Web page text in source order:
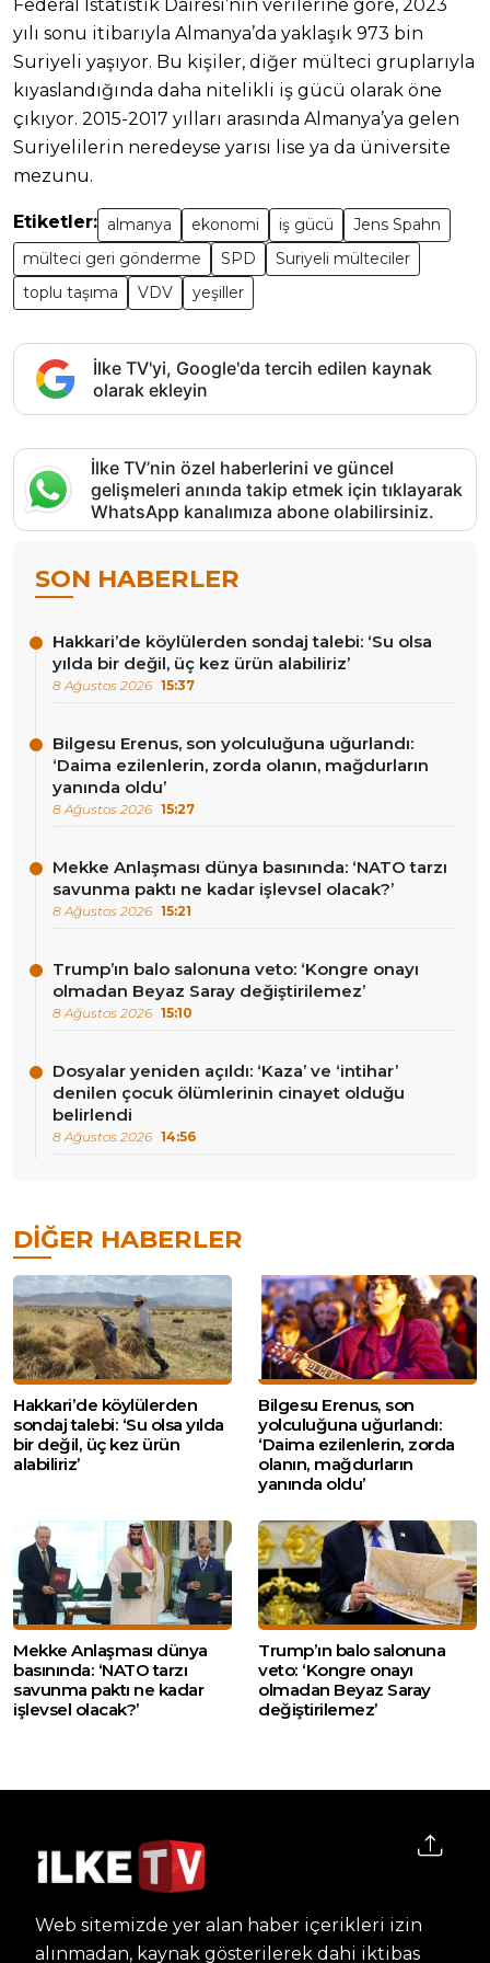
Federal İstatistik Dairesi’nin verilerine göre, 2023
yılı sonu itibarıyla Almanya’da yaklaşık 973 bin
Suriyeli yaşıyor. Bu kişiler, diğer mülteci gruplarıyla
kıyaslandığında daha nitelikli iş gücü olarak öne
çıkıyor. 2015-2017 yılları arasında Almanya’ya gelen
Suriyelilerin neredeyse yarısı lise ya da üniversite
mezunu.
Etiketler: almanya ekonomi iş gücü
Jens Spahn
mülteci geri gönderme
SPD
Suriyeli mülteciler
toplu taşıma
VDV yeşiller
İlke TV'yi, Google'da tercih edilen kaynak
olarak ekleyin
İlke TV’nin özel haberlerini ve güncel
gelişmeleri anında takip etmek için tıklayarak
WhatsApp kanalımıza abone olabilirsiniz.
SON HABERLER
Hakkari’de köylülerden sondaj talebi: ‘Su olsa
yılda bir değil, üç kez ürün alabiliriz’
8 Ağustos 2026 15:37
Bilgesu Erenus, son yolculuğuna uğurlandı:
‘Daima ezilenlerin, zorda olanın, mağdurların
yanında oldu’
8 Ağustos 2026 15:27
Mekke Anlaşması dünya basınında: ‘NATO tarzı
savunma paktı ne kadar işlevsel olacak?’
8 Ağustos 2026 15:21
Trump’ın balo salonuna veto: ‘Kongre onayı
olmadan Beyaz Saray değiştirilemez’
8 Ağustos 2026 15:10
Dosyalar yeniden açıldı: ‘Kaza’ ve ‘intihar’
denilen çocuk ölümlerinin cinayet olduğu
belirlendi
8 Ağustos 2026 14:56
DIĞER HABERLER
Hakkari’de köylülerden
sondaj talebi: ‘Su olsa yılda
bir değil, üç kez ürün
alabiliriz’
Bilgesu Erenus, son
yolculuğuna uğurlandı:
‘Daima ezilenlerin, zorda
olanın, mağdurların
yanında oldu’
Mekke Anlaşması dünya
basınında: ‘NATO tarzı
savunma paktı ne kadar
işlevsel olacak?’
Trump’ın balo salonuna
veto: ‘Kongre onayı
olmadan Beyaz Saray
değiştirilemez’
Web sitemizde yer alan haber içerikleri izin
alınmadan, kaynak gösterilerek dahi iktibas